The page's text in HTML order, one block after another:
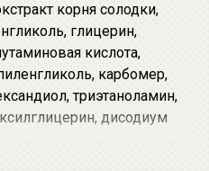
пальцев вбейте
Применять
участках кожи.
в глаза. При
их водой.
корня солодки,
глицерин,
кислота,
карбомер,
триэтаноламин,
дисодиум